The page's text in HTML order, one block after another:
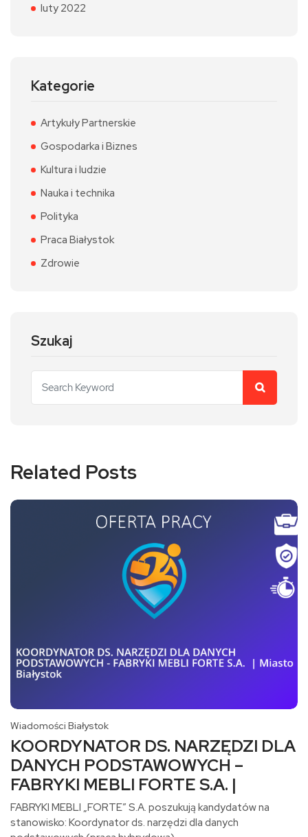
luty 2022
Kategorie
Artykuły Partnerskie
Gospodarka i Biznes
Kultura i ludzie
Nauka i technika
Polityka
Praca Białystok
Zdrowie
Szukaj
Related Posts
Wiadomości Białystok
KOORDYNATOR DS. NARZĘDZI DLA
DANYCH PODSTAWOWYCH –
FABRYKI MEBLI FORTE S.A. |
FABRYKI MEBLI „FORTE” S.A. poszukują kandydatów na
stanowisko: Koordynator ds. narzędzi dla danych